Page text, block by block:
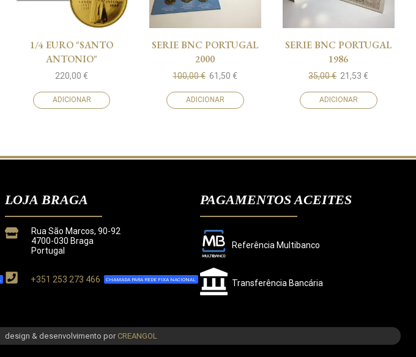
1/4 EURO "SANTO
ANTONIO"
220,00€
ADICIONAR
SERIE BNC PORTUGAL
2000
100,00€ 61,50€
ADICIONAR
SERIE BNC PORTUGAL
1986
35,00€ 21,53€
ADICIONAR
LOJA BRAGA
Rua São Marcos, 90-92
4700-030 Braga
Portugal
+351 253 273 466 CHAMADA PARA REDE FIXA NACIONAL
PAGAMENTOS ACEITES
Referência Multibanco
Transferência Bancária
design & desenvolvimento por CREANGOL